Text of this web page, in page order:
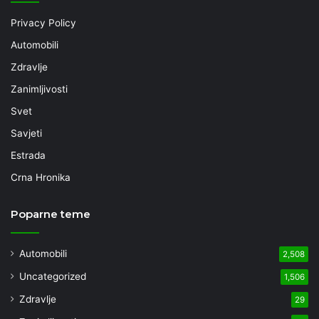
Privacy Policy
Automobili
Zdravlje
Zanimljivosti
Svet
Savjeti
Estrada
Crna Hronika
Poparne teme
Automobili 2,508
Uncategorized 1,506
Zdravlje 29